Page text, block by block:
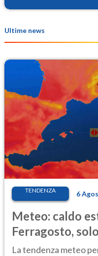
Ultime news
TENDENZA 6
Meteo: caldo
Ferragosto,
Ecco dove
La tendenza meteo